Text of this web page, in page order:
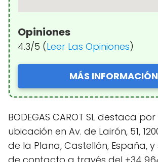
Opiniones
4.3/5 (Leer Las Opiniones)
MÁS INFORMACIÓN
BODEGAS CAROT SL destaca
ubicación en Av. de Lairón, 51,
de la Plana, Castellón, España,